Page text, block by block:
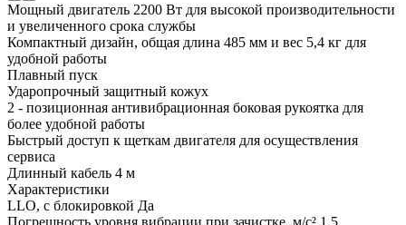
Мощный двигатель 2200 Вт для высокой производительности
и увеличенного срока службы
Компактный дизайн, общая длина 485 мм и вес 5,4 кг для
удобной работы
Плавный пуск
Ударопрочный защитный кожух
2 - позиционная антивибрационная боковая рукоятка для
более удобной работы
Быстрый доступ к щеткам двигателя для осуществления
сервиса
Длинный кабель 4 м
Характеристики
LLO, с блокировкой Да
Погрешность уровня вибрации при зачистке, м/с² 1.5